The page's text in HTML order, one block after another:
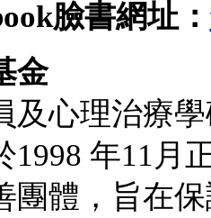
臉書網址：
金
及心理治療
1998 年11月
團體，旨在